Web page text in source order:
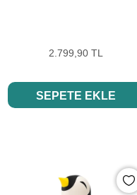
2.799,90 TL
SEPETE EKLE